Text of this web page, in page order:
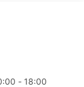
- 18:00